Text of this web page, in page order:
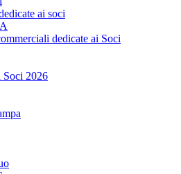
ai soci
dedicate ai Soci
Soci 2026